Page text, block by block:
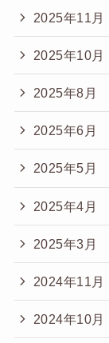
2025年11月
2025年10月
2025年8月
2025年6月
2025年5月
2025年4月
2025年3月
2024年11月
2024年10月